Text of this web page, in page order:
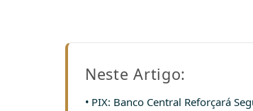
Neste Artigo:
PIX: Banco Central Reforçará